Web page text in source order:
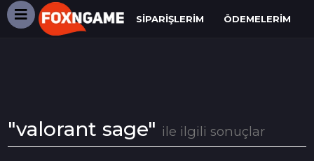
SIPARIŞLERIM ÖDEMELERIM
"valorant sage" ile ilgili sonuçlar